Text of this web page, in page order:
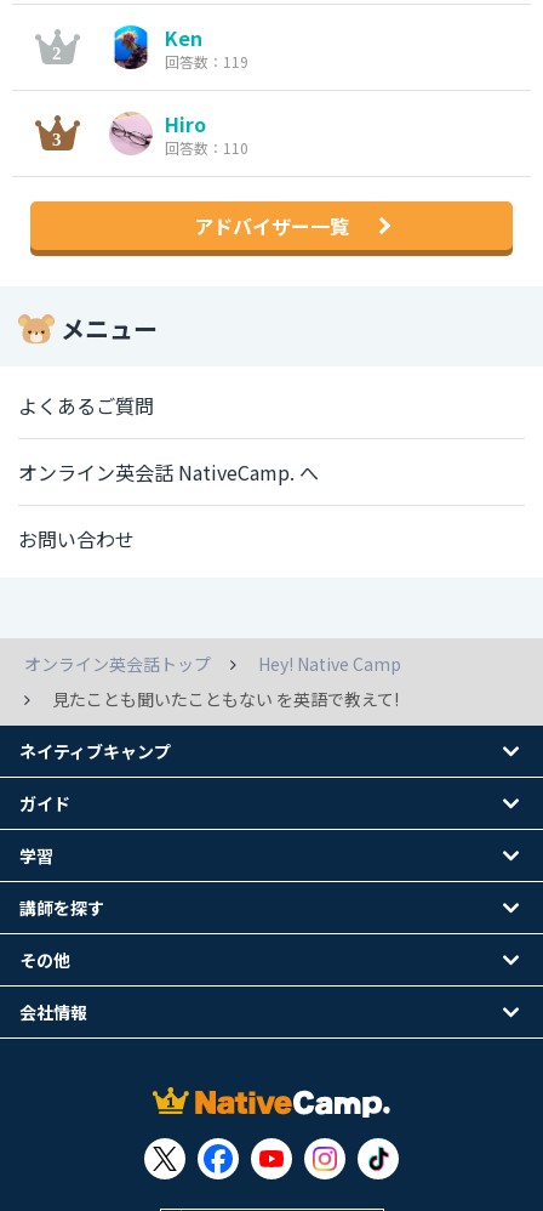
Ken
回答数：119
Hiro
回答数：110
アドバイザー一覧
メニュー
よくあるご質問
オンライン英会話 NativeCamp. へ
お問い合わせ
オンライン英会話トップ
Hey! Native Camp
見たことも聞いたこともない を英語で教えて!
ネイティブキャンプ
ガイド
学習
講師を探す
その他
会社情報